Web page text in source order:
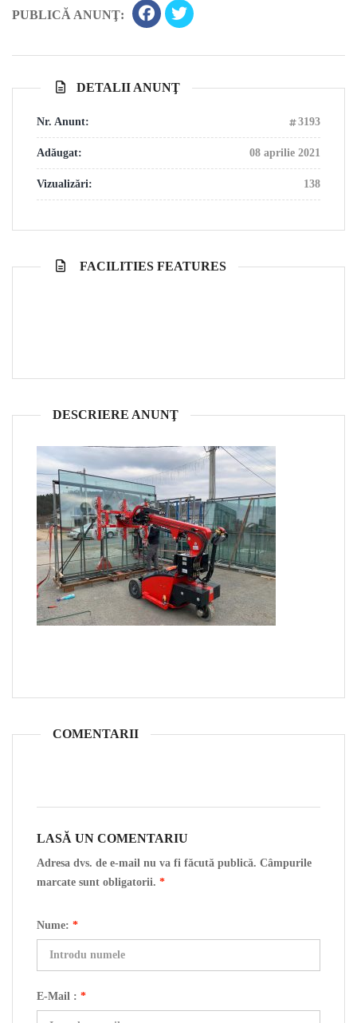
PUBLICĂ ANUNŢ:
DETALII ANUNŢ
Nr. Anunt: 3193
Adăugat: 08 aprilie 2021
Vizualizări: 138
FACILITIES FEATURES
DESCRIERE ANUNŢ
COMENTARII
LASĂ UN COMENTARIU
Adresa dvs. de e-mail nu va fi făcută publică. Câmpurile
marcate sunt obligatorii. *
Nume: *
E-Mail : *